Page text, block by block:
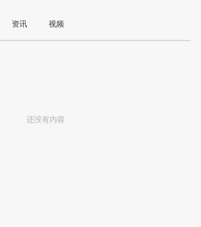
资讯 视频
还没有内容